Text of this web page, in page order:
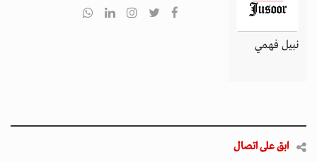
نبيل فهمي
ابق على اتصال